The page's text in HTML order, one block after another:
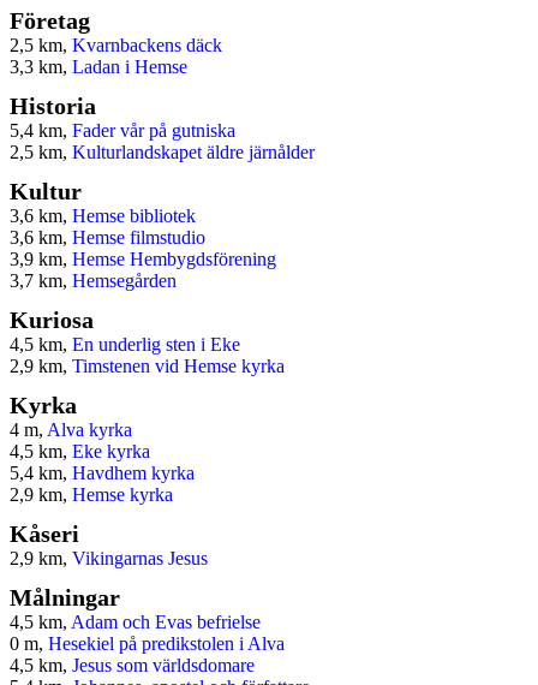
Företag
2,5 km, Kvarnbackens däck
3,3 km, Ladan i Hemse
Historia
5,4 km, Fader vår på gutniska
2,5 km, Kulturlandskapet äldre järnålder
Kultur
3,6 km, Hemse bibliotek
3,6 km, Hemse filmstudio
3,9 km, Hemse Hembygdsförening
3,7 km, Hemsegården
Kuriosa
4,5 km, En underlig sten i Eke
2,9 km, Timstenen vid Hemse kyrka
Kyrka
4 m, Alva kyrka
4,5 km, Eke kyrka
5,4 km, Havdhem kyrka
2,9 km, Hemse kyrka
Kåseri
2,9 km, Vikingarnas Jesus
Målningar
4,5 km, Adam och Evas befrielse
0 m, Hesekiel på predikstolen i Alva
4,5 km, Jesus som världsdomare